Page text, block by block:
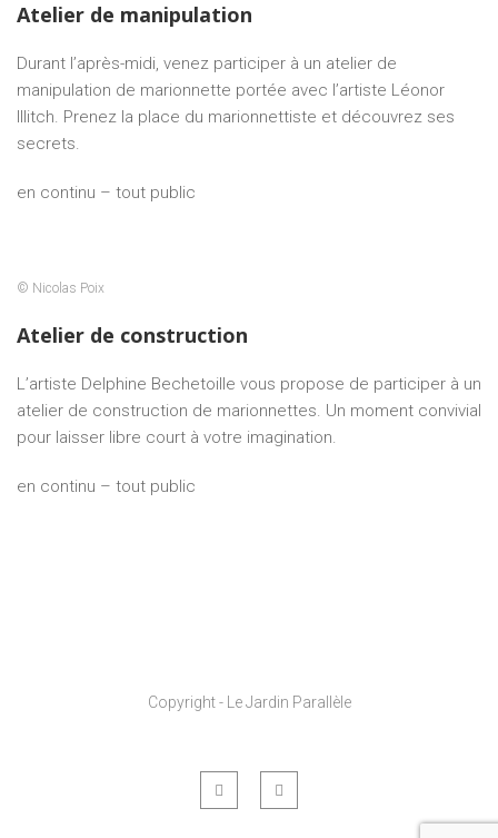
Atelier de manipulation
Durant l’après-midi, venez participer à un atelier de
manipulation de marionnette portée avec l’artiste Léonor
Illitch. Prenez la place du marionnettiste et découvrez ses
secrets.
en continu – tout public
© Nicolas Poix
Atelier de construction
L’artiste Delphine Bechetoille vous propose de participer à un
atelier de construction de marionnettes. Un moment convivial
pour laisser libre court à votre imagination.
en continu – tout public
Copyright - Le Jardin Parallèle